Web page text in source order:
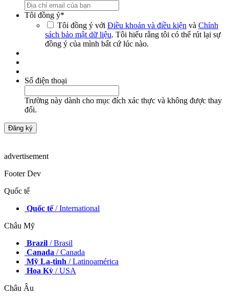
Tôi đồng ý*
Tôi đồng ý với Điều khoản và điều kiện và Chính
sách bảo mật dữ liệu. Tôi hiểu rằng tôi có thể rút lại sự
đồng ý của mình bất cứ lúc nào.
Số điện thoại
Trường này dành cho mục đích xác thực và không được thay
đổi.
advertisement
Footer Dev
Quốc tế
Quốc tế/ International
Châu Mỹ
Brazil / Brasil
Canada / Canada
Mỹ La-tinh / Latinoamérica
Hoa Kỳ / USA
Châu Âu